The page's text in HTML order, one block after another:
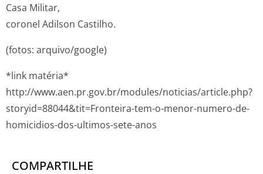
Casa Militar,
coronel Adilson Castilho.
(fotos: arquivo/google)
*link matéria*
http://www.aen.pr.gov.br/modules/noticias/article.php?
storyid=88044&tit=Fronteira-tem-o-menor-numero-de-
homicidios-dos-ultimos-sete-anos
COMPARTILHE